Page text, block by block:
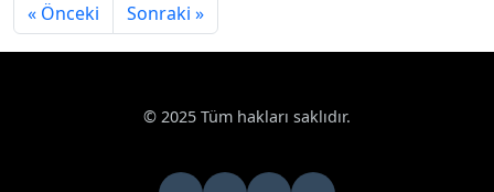
« Önceki Sonraki »
© 2025 Tüm hakları saklıdır.